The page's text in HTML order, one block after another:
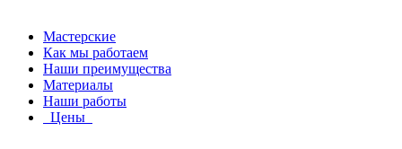
Мастерские
Как мы работаем
Наши преимущества
Материалы
Наши работы
Цены